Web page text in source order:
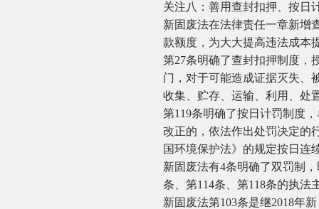
关注八：善用查封扣押、按日
新固废法在法律责任一章新增
款额度，为大大提高违法成本
第27条明确了查封扣押制度，
门，对于可能造成证据灭失、
收集、贮存、运输、利用、处
第119条明确了按日计罚制度
改正的，依法作出处罚决定的
国环境保护法》的规定按日连
新固废法有4条明确了双罚制
条、第114条、第118条的执法
新固废法第103条是继2018年